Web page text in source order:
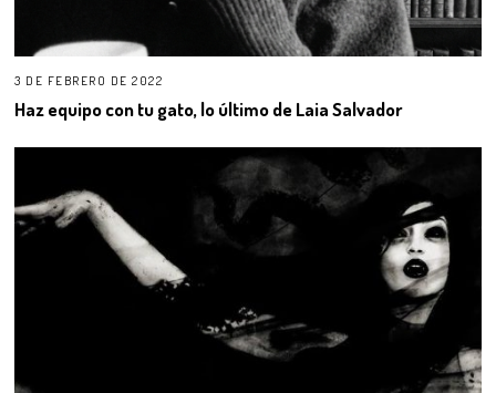
3 DE FEBRERO DE 2022
Haz equipo con tu gato, lo último de Laia Salvador